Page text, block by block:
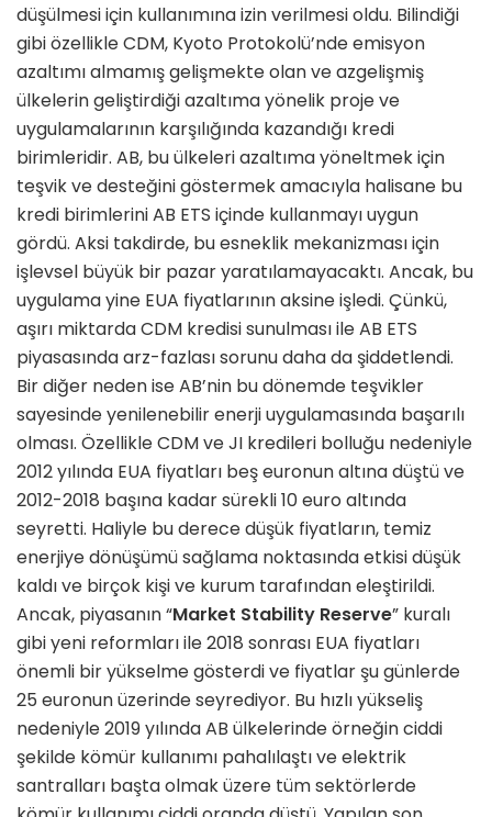
düşülmesi için kullanımına izin verilmesi oldu. Bilindiği
gibi özellikle CDM, Kyoto Protokolü’nde emisyon
azaltımı almamış gelişmekte olan ve azgelişmiş
ülkelerin geliştirdiği azaltıma yönelik proje ve
uygulamalarının karşılığında kazandığı kredi
birimleridir. AB, bu ülkeleri azaltıma yöneltmek için
teşvik ve desteğini göstermek amacıyla halisane bu
kredi birimlerini AB ETS içinde kullanmayı uygun
gördü. Aksi takdirde, bu esneklik mekanizması için
işlevsel büyük bir pazar yaratılamayacaktı. Ancak, bu
uygulama yine EUA fiyatlarının aksine işledi. Çünkü,
aşırı miktarda CDM kredisi sunulması ile AB ETS
piyasasında arz-fazlası sorunu daha da şiddetlendi.
Bir diğer neden ise AB’nin bu dönemde teşvikler
sayesinde yenilenebilir enerji uygulamasında başarılı
olması. Özellikle CDM ve JI kredileri bolluğu nedeniyle
2012 yılında EUA fiyatları beş euronun altına düştü ve
2012-2018 başına kadar sürekli 10 euro altında
seyretti. Haliyle bu derece düşük fiyatların, temiz
enerjiye dönüşümü sağlama noktasında etkisi düşük
kaldı ve birçok kişi ve kurum tarafından eleştirildi.
Ancak, piyasanın “Market Stability Reserve” kuralı
gibi yeni reformları ile 2018 sonrası EUA fiyatları
önemli bir yükselme gösterdi ve fiyatlar şu günlerde
25 euronun üzerinde seyrediyor. Bu hızlı yükseliş
nedeniyle 2019 yılında AB ülkelerinde örneğin ciddi
şekilde kömür kullanımı pahalılaştı ve elektrik
santralları başta olmak üzere tüm sektörlerde